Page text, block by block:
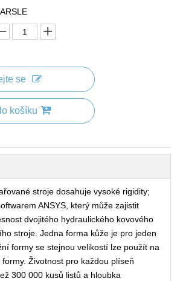
se
košíku
stroje dosahuje vysoké rigidity;
ANSYS, který může zajistit
dvojitého hydraulického kovového
stroje. Jedna forma kůže je pro jeden
formy se stejnou velikostí lze použít na
Životnost pro každou plíseň
300 000 kusů listů a hloubka